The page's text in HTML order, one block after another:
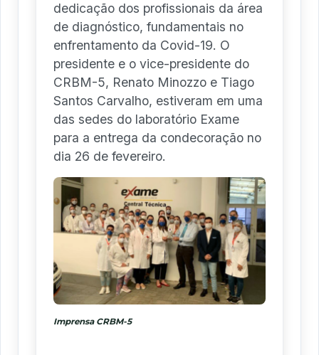
dedicação dos profissionais da área
de diagnóstico, fundamentais no
enfrentamento da Covid-19. O
presidente e o vice-presidente do
CRBM-5, Renato Minozzo e Tiago
Santos Carvalho, estiveram em uma
das sedes do laboratório Exame
para a entrega da condecoração no
dia 26 de fevereiro.
Imprensa CRBM-5